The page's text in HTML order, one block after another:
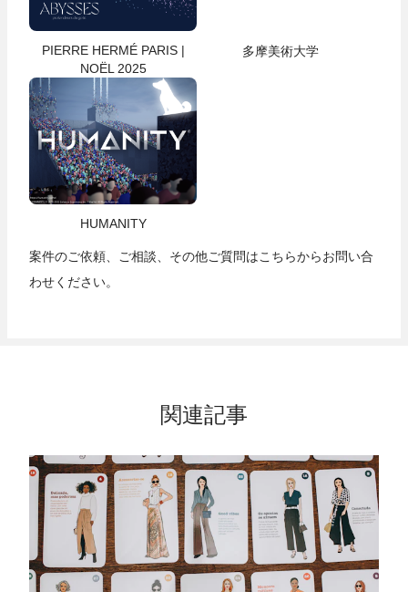
PIERRE HERMÉ PARIS |
NOËL 2025
多摩美術大学
HUMANITY
案件のご依頼、ご相談、その他ご質問はこちらからお問い合
わせください。
関連記事